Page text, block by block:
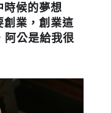
時候的夢想
創業，創業這
阿公是給我很